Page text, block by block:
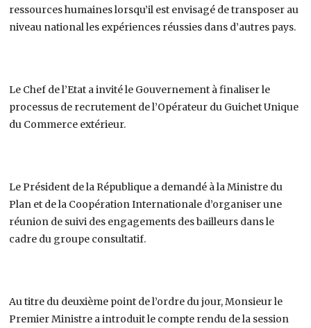
ressources humaines lorsqu’il est envisagé de transposer au
niveau national les expériences réussies dans d’autres pays.
Le Chef de l’Etat a invité le Gouvernement à finaliser le
processus de recrutement de l’Opérateur du Guichet Unique
du Commerce extérieur.
Le Président de la République a demandé à la Ministre du
Plan et de la Coopération Internationale d’organiser une
réunion de suivi des engagements des bailleurs dans le
cadre du groupe consultatif.
Au titre du deuxième point de l’ordre du jour, Monsieur le
Premier Ministre a introduit le compte rendu de la session